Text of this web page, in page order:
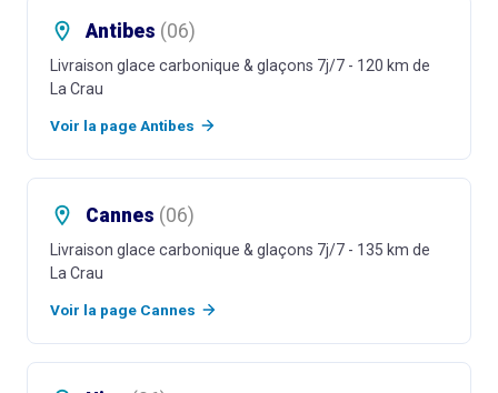
Antibes (06)
Livraison glace carbonique & glaçons 7j/7 - 120 km de
La Crau
Voir la pageAntibes
Cannes (06)
Livraison glace carbonique & glaçons 7j/7 - 135 km de
La Crau
Voir la page Cannes